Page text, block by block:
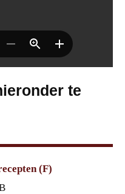
te
(F)